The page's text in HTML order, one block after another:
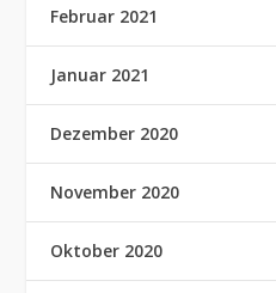
Februar 2021
Januar 2021
Dezember 2020
November 2020
Oktober 2020